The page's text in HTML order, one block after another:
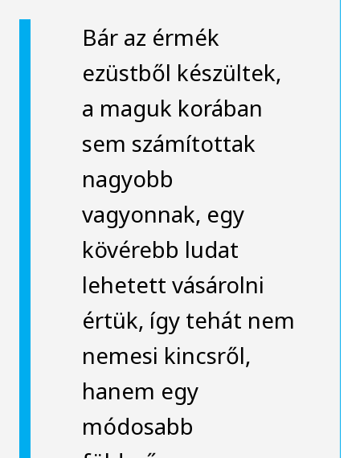
Bár az érmék
ezüstből készültek,
a maguk korában
sem számítottak
nagyobb
vagyonnak, egy
kövérebb ludat
lehetett vásárolni
értük, így tehát nem
nemesi kincsről,
hanem egy
módosabb